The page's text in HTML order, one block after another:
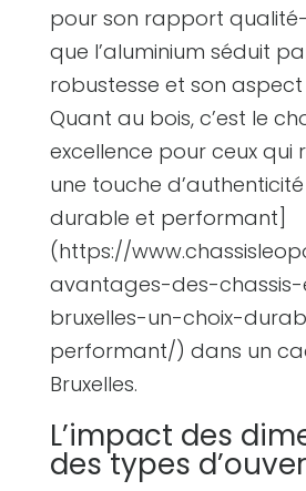
pour son rapport
que l’aluminium séduit
robustesse et son
Quant au bois, c’est le
excellence pour ceux qui
une touche
durable et performant]
(https://
avantages-des-
bruxelles-un-choix-
performant/) dans un
Bruxelles.
L’impact des
des types